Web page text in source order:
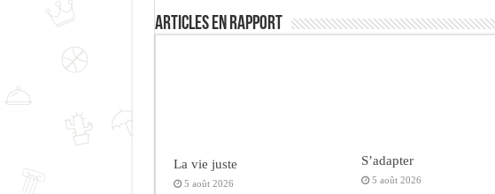
Articles en rapport
La vie juste
5 août 2026
S’adapter
5 août 2026